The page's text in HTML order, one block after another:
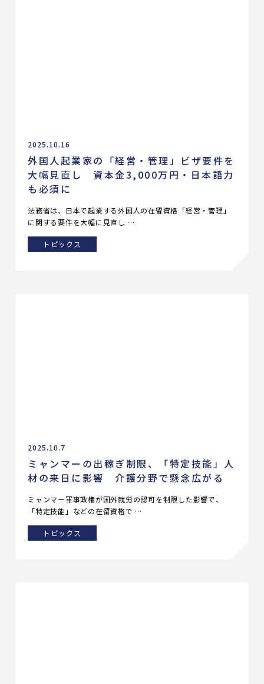
2025.10.16
外国人起業家の「経営・管理」ビザ要件を
大幅見直し 資本金3,000万円・日本語力
も必須に
法務省は、日本で起業する外国人の在留資格「経営・管理」
に関する要件を大幅に見直し …
トピックス
2025.10.7
ミャンマーの出稼ぎ制限、「特定技能」人
材の来日に影響 介護分野で懸念広がる
ミャンマー軍事政権が国外就労の認可を制限した影響で、
「特定技能」などの在留資格で …
トピックス